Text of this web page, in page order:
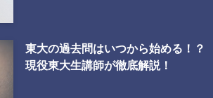
東大の過去問はいつから始める！？
現役東大生講師が徹底解説！